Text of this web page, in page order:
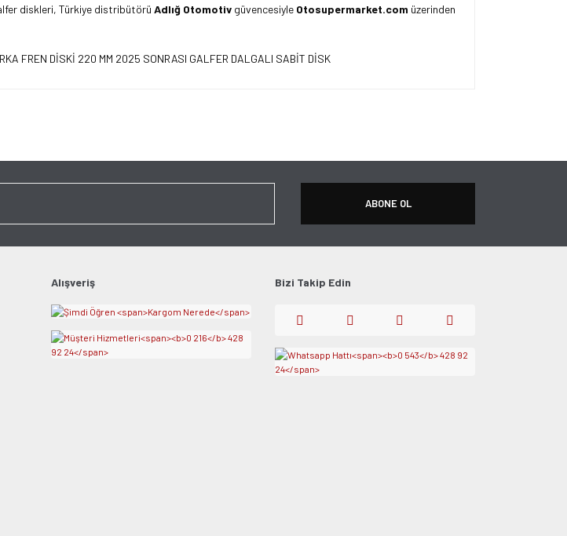
diskleri, Türkiye distribütörü Adlığ Otomotiv güvencesiyle Otosupermarket.com üzerinden
ABONE OL
Alışveriş Bizi Takip Edin